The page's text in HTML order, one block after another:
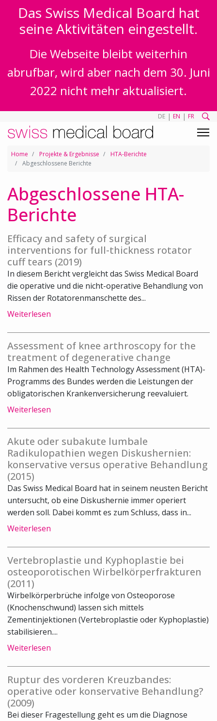
Das Swiss Medical Board hat
seine Aktivitäten eingestellt.
Die Webseite bleibt weiterhin
abrufbar, wird aber nach dem 30. Juni
2022 nicht mehr aktualisiert.
DE | EN | FR
Home Projekte & Ergebnisse
HTA-Berichte
Abgeschlossene Berichte
Abgeschlossene HTA-
Berichte
Efficacy and safety of surgical
interventions for full-thickness rotator
cuff tears (2019)
In diesem Bericht vergleicht das Swiss Medical Board
die operative und die nicht-operative Behandlung von
Rissen der Rotatorenmanschette des...
Weiterlesen
Assessment of knee arthroscopy for the
treatment of degenerative change
Im Rahmen des Health Technology Assessment (HTA)-
Programms des Bundes werden die Leistungen der
obligatorischen Krankenversicherung reevaluiert.
Weiterlesen
Akute oder subakute lumbale
Radikulopathien wegen Diskushernien:
konservative versus operative Behandlung
(2015)
Das Swiss Medical Board hat in seinem neusten Bericht
untersucht, ob eine Diskushernie immer operiert
werden soll. Dabei kommt es zum Schluss, dass in...
Weiterlesen
Vertebroplastie und Kyphoplastie bei
osteoporotischen Wirbelkörperfrakturen
(2011)
Wirbelkörperbrüche infolge von Osteoporose
(Knochenschwund) lassen sich mittels
Zementinjektionen (Vertebroplastie oder Kyphoplastie)
stabilisieren....
Weiterlesen
Ruptur des vorderen Kreuzbandes:
operative oder konservative Behandlung?
(2009)
Bei dieser Fragestellung geht es um die Diagnose